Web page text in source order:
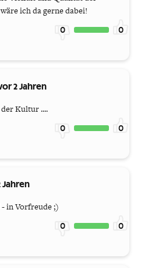
ich da gerne dabei!
0 0
2 Jahren
Kultur ....
0 0
Jahren
- in Vorfreude ;)
0 0